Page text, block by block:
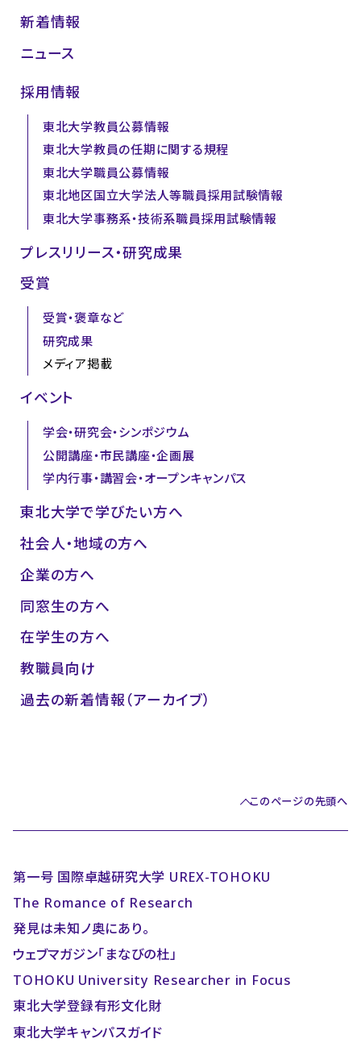
新着情報
ニュース
採用情報
東北大学教員公募情報
東北大学教員の任期に関する規程
東北大学職員公募情報
東北地区国立大学法人等職員採用試験情報
東北大学事務系・技術系職員採用試験情報
プレスリリース・研究成果
受賞
受賞・褒章など
研究成果
メディア掲載
イベント
学会・研究会・シンポジウム
公開講座・市民講座・企画展
学内行事・講習会・オープンキャンパス
東北大学で学びたい方へ
社会人・地域の方へ
企業の方へ
同窓生の方へ
在学生の方へ
教職員向け
過去の新着情報（アーカイブ）
このページの先頭へ
第一号 国際卓越研究大学 UREX-TOHOKU
The Romance of Research
発見は未知ノ奥にあり。
ウェブマガジン「まなびの杜」
TOHOKU University Researcher in Focus
東北大学登録有形文化財
東北大学キャンパスガイド